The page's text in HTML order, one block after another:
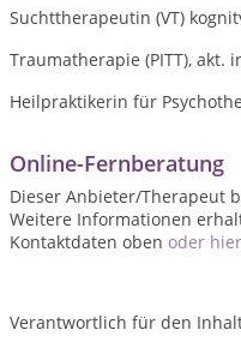
Suchttherapeutin (VT)
Traumatherapie (PITT), akt.
Heilpraktikerin für
Online-Fernberatung
Dieser Anbieter/Therapeut
Weitere Informationen
Kontaktdaten oben oder hier
Verantwortlich für den